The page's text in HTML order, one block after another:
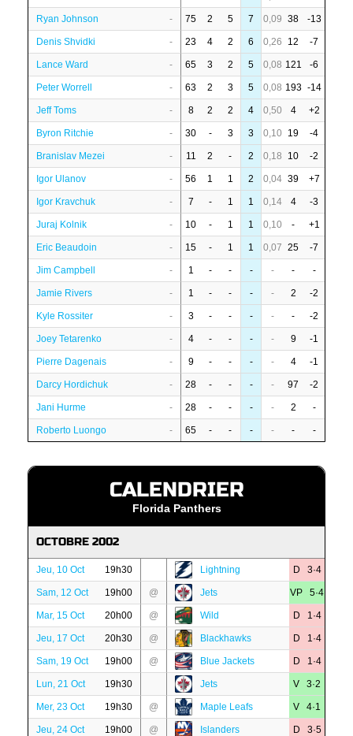
Ryan Johnson - 75 2 5 7 0,09 38 -13
Denis Shvidki - 23 4 2 6 0,26 12 -7
Lance Ward - 65 3 2 5 0,08 121 -6
Peter Worrell - 63 2 3 5 0,08 193 -14
Jeff Toms - 8 2 2 4 0,50 4 +2
Byron Ritchie - 30 - 3 3 0,10 19 -4
Branislav Mezei - 11 2 - 2 0,18 10 -2
Igor Ulanov - 56 1 1 2 0,04 39 +7
Igor Kravchuk - 7 - 1 1 0,14 4 -3
Juraj Kolnik - 10 - 1 1 0,10 - +1
Eric Beaudoin - 15 - 1 1 0,07 25 -7
Jim Campbell - 1 - - - - - -
Jamie Rivers - 1 - - - - 2 -2
Kyle Rossiter - 3 - - - - - -2
Joey Tetarenko - 4 - - - - 9 -1
Pierre Dagenais - 9 - - - - 4 -1
Darcy Hordichuk - 28 - - - - 97 -2
Jani Hurme - 28 - - - - 2 -
Roberto Luongo - 65 - - - - - -
CALENDRIER
Florida Panthers
OCTOBRE 2002
Jeu, 10 Oct 19h30 Lightning D 3·4
Sam, 12 Oct 19h00 @ Jets VP 5·4
Mar, 15 Oct 20h00 @ Wild D 1·4
Jeu, 17 Oct 20h30 @ Blackhawks D 1·4
Sam, 19 Oct 19h00 @ Blue Jackets D 1·4
Lun, 21 Oct 19h30 Jets V 3·2
Mer, 23 Oct 19h30 @ Maple Leafs V 4·1
Jeu, 24 Oct 19h00 @ Islanders D 3·5